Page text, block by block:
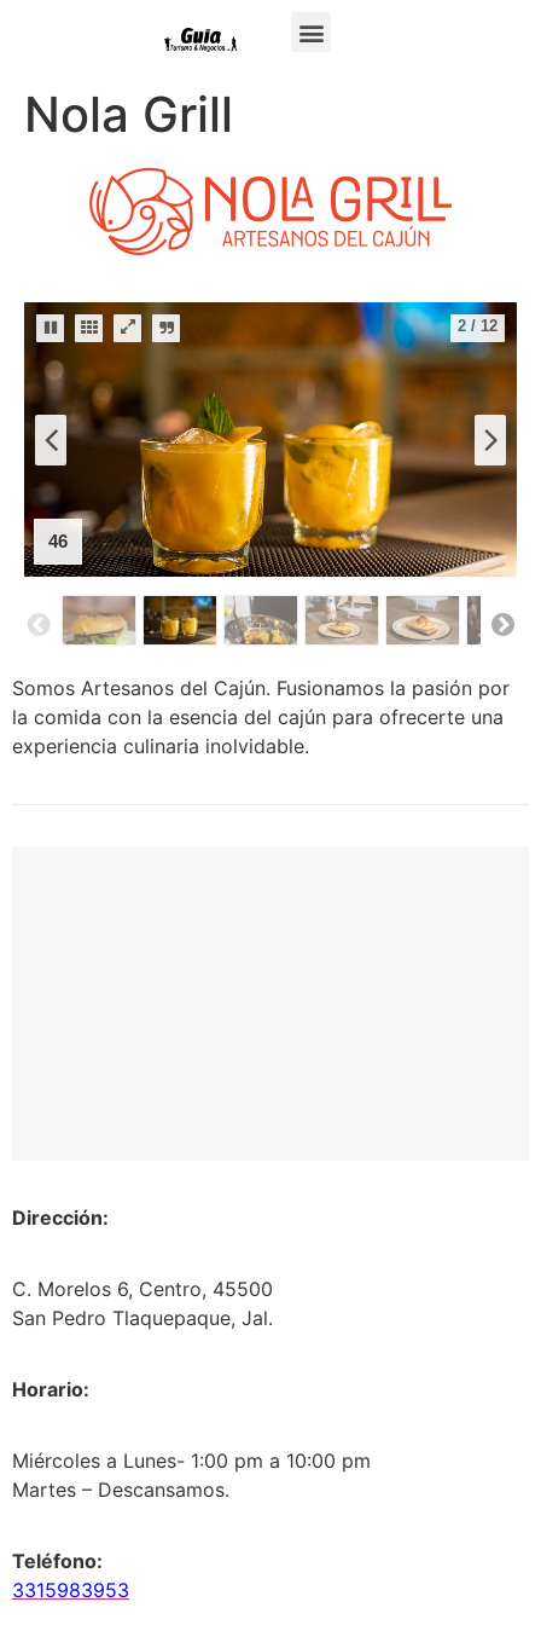
Nola Grill
2 / 12
46
Somos Artesanos del Cajún. Fusionamos la pasión por
la comida con la esencia del cajún para ofrecerte una
experiencia culinaria inolvidable.
Dirección:
C. Morelos 6, Centro, 45500
San Pedro Tlaquepaque, Jal.
Horario:
Miércoles a Lunes- 1:00 pm a 10:00 pm
Martes – Descansamos.
Teléfono:
3315983953